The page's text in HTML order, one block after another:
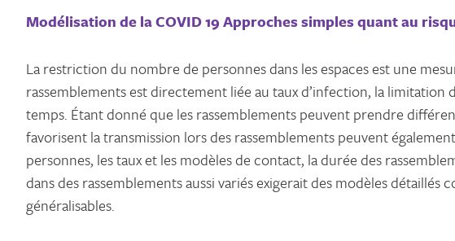
Modélisation de la COVID 19 Approches simples quant au
La restriction du nombre de personnes dans les espaces est une
rassemblements est directement liée au taux d’infection, la
temps. Étant donné que les rassemblements peuvent prendre
favorisent la transmission lors des rassemblements peuvent
personnes, les taux et les modèles de contact, la durée des
dans des rassemblements aussi variés exigerait des modèles
généralisables.